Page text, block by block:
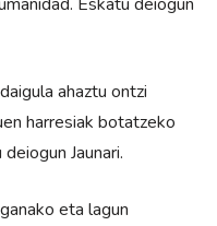
ahaztu ontzi
harresiak botatzeko
Jaunari.
eta lagun